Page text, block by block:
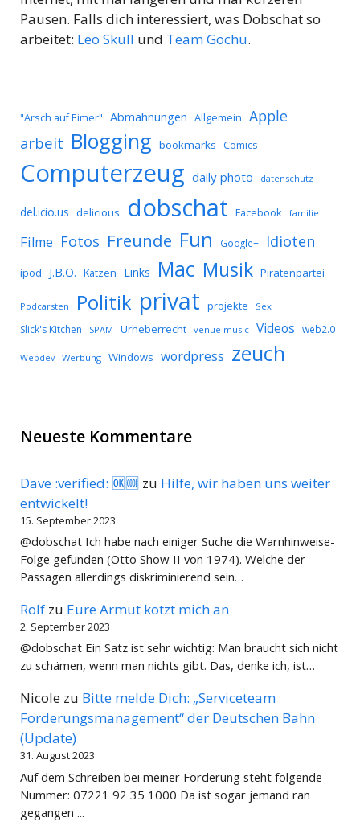
Pausen. Falls dich interessiert, was Dobschat so
arbeitet: Leo Skull und Team Gochu.
"Arsch auf Eimer" Abmahnungen Allgemein Apple
arbeit Blogging bookmarks Comics
Computerzeug daily photo datenschutz
del.icio.us delicious dobschat Facebook familie
Filme Fotos Freunde Fun Google+ Idioten
ipod J.B.O. Katzen Links Mac Musik Piratenpartei
Podcarsten Politik privat projekte Sex
Slick's Kitchen SPAM Urheberrecht venue music Videos web2.0
Webdev Werbung Windows wordpress zeuch
Neueste Kommentare
Dave :verified: 🆗🆒 zu Hilfe, wir haben uns weiter
entwickelt!
15. September 2023
@dobschat Ich habe nach einiger Suche die Warnhinweise-
Folge gefunden (Otto Show II von 1974). Welche der
Passagen allerdings diskriminierend sein…
Rolf zu Eure Armut kotzt mich an
2. September 2023
@dobschat Ein Satz ist sehr wichtig: Man braucht sich nicht
zu schämen, wenn man nichts gibt. Das, denke ich, ist…
Nicole zu Bitte melde Dich: „Serviceteam
Forderungsmanagement“ der Deutschen Bahn
(Update)
31. August 2023
Auf dem Schreiben bei meiner Forderung steht folgende
Nummer: 07221 92 35 1000 Da ist sogar jemand ran
gegangen ...